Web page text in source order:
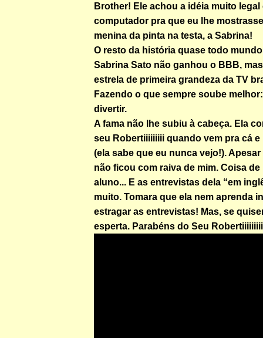
Brother! Ele achou a idéia muito legal
computador pra que eu lhe
menina da pinta na testa, a Sabrina!
O resto da história quase todo
Sabrina Sato não ganhou o BBB,
estrela de primeira grandeza da TV
Fazendo o que sempre soube
divertir.
A fama não lhe subiu à cabeça. Ela
seu Robertiiiiiiiii quando vem pra cá e
(ela sabe que eu nunca vejo!).
não ficou com raiva de mim. Coisa
aluno... E as entrevistas dela “em
muito. Tomara que ela nem aprenda
estragar as entrevistas! Mas, se
esperta. Parabéns do Seu